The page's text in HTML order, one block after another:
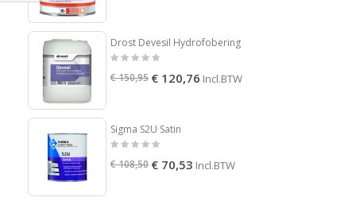
Drost Devesil Hydrofobering
€ 150,95 € 120,76 Incl.BTW
Sigma S2U Satin
€ 108,50 € 70,53 Incl.BTW